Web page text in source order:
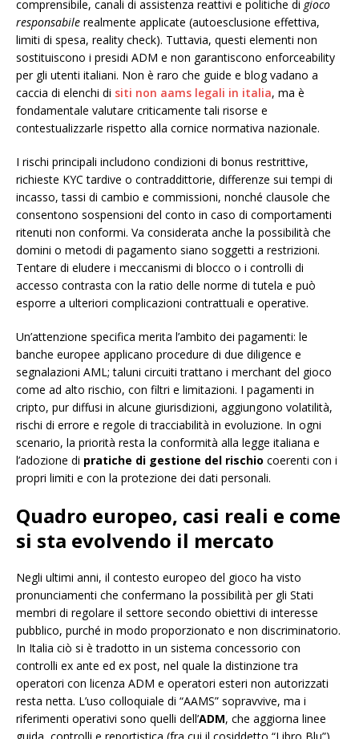
comprensibile, canali di assistenza reattivi e politiche di gioco
responsabile realmente applicate (autoesclusione effettiva,
limiti di spesa, reality check). Tuttavia, questi elementi non
sostituiscono i presidi ADM e non garantiscono enforceability
per gli utenti italiani. Non è raro che guide e blog vadano a
caccia di elenchi di siti non aams legali in italia, ma è
fondamentale valutare criticamente tali risorse e
contestualizzarle rispetto alla cornice normativa nazionale.
I rischi principali includono condizioni di bonus restrittive,
richieste KYC tardive o contraddittorie, differenze sui tempi di
incasso, tassi di cambio e commissioni, nonché clausole che
consentono sospensioni del conto in caso di comportamenti
ritenuti non conformi. Va considerata anche la possibilità che
domini o metodi di pagamento siano soggetti a restrizioni.
Tentare di eludere i meccanismi di blocco o i controlli di
accesso contrasta con la ratio delle norme di tutela e può
esporre a ulteriori complicazioni contrattuali e operative.
Un’attenzione specifica merita l’ambito dei pagamenti: le
banche europee applicano procedure di due diligence e
segnalazioni AML; taluni circuiti trattano i merchant del gioco
come ad alto rischio, con filtri e limitazioni. I pagamenti in
cripto, pur diffusi in alcune giurisdizioni, aggiungono volatilità,
rischi di errore e regole di tracciabilità in evoluzione. In ogni
scenario, la priorità resta la conformità alla legge italiana e
l’adozione di pratiche di gestione del rischio coerenti con i
propri limiti e con la protezione dei dati personali.
Quadro europeo, casi reali e come
si sta evolvendo il mercato
Negli ultimi anni, il contesto europeo del gioco ha visto
pronunciamenti che confermano la possibilità per gli Stati
membri di regolare il settore secondo obiettivi di interesse
pubblico, purché in modo proporzionato e non discriminatorio.
In Italia ciò si è tradotto in un sistema concessorio con
controlli ex ante ed ex post, nel quale la distinzione tra
operatori con licenza ADM e operatori esteri non autorizzati
resta netta. L’uso colloquiale di “AAMS” sopravvive, ma i
riferimenti operativi sono quelli dell’ADM, che aggiorna linee